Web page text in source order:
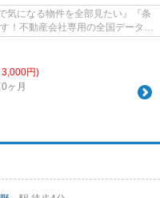
気になる物件を全部見たい』『条
！不動産会社専用の全国データベ
円)
ヶ月